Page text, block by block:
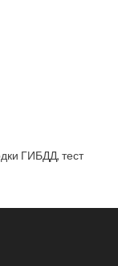
ГИБДД, тест